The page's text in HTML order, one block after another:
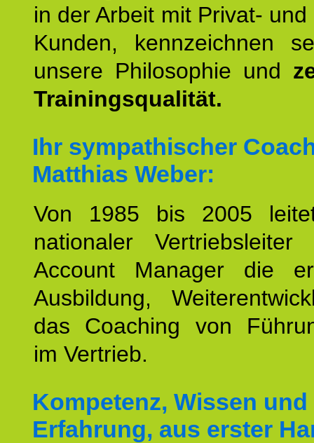
in der Arbeit mit Privat-
Kunden, kennzeichnen
unsere Philosophie und
Trainingsqualität.
Ihr sympathischer
Matthias Weber:
Von 1985 bis 2005
nationaler
Account Manager die
Ausbildung,
das Coaching von
im Vertrieb.
Kompetenz, Wissen und
Erfahrung, aus erster